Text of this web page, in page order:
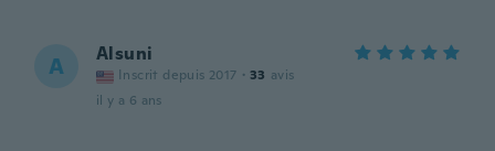
A Alsuni
Inscrit depuis 2017 · 33 avis
il y a 6 ans